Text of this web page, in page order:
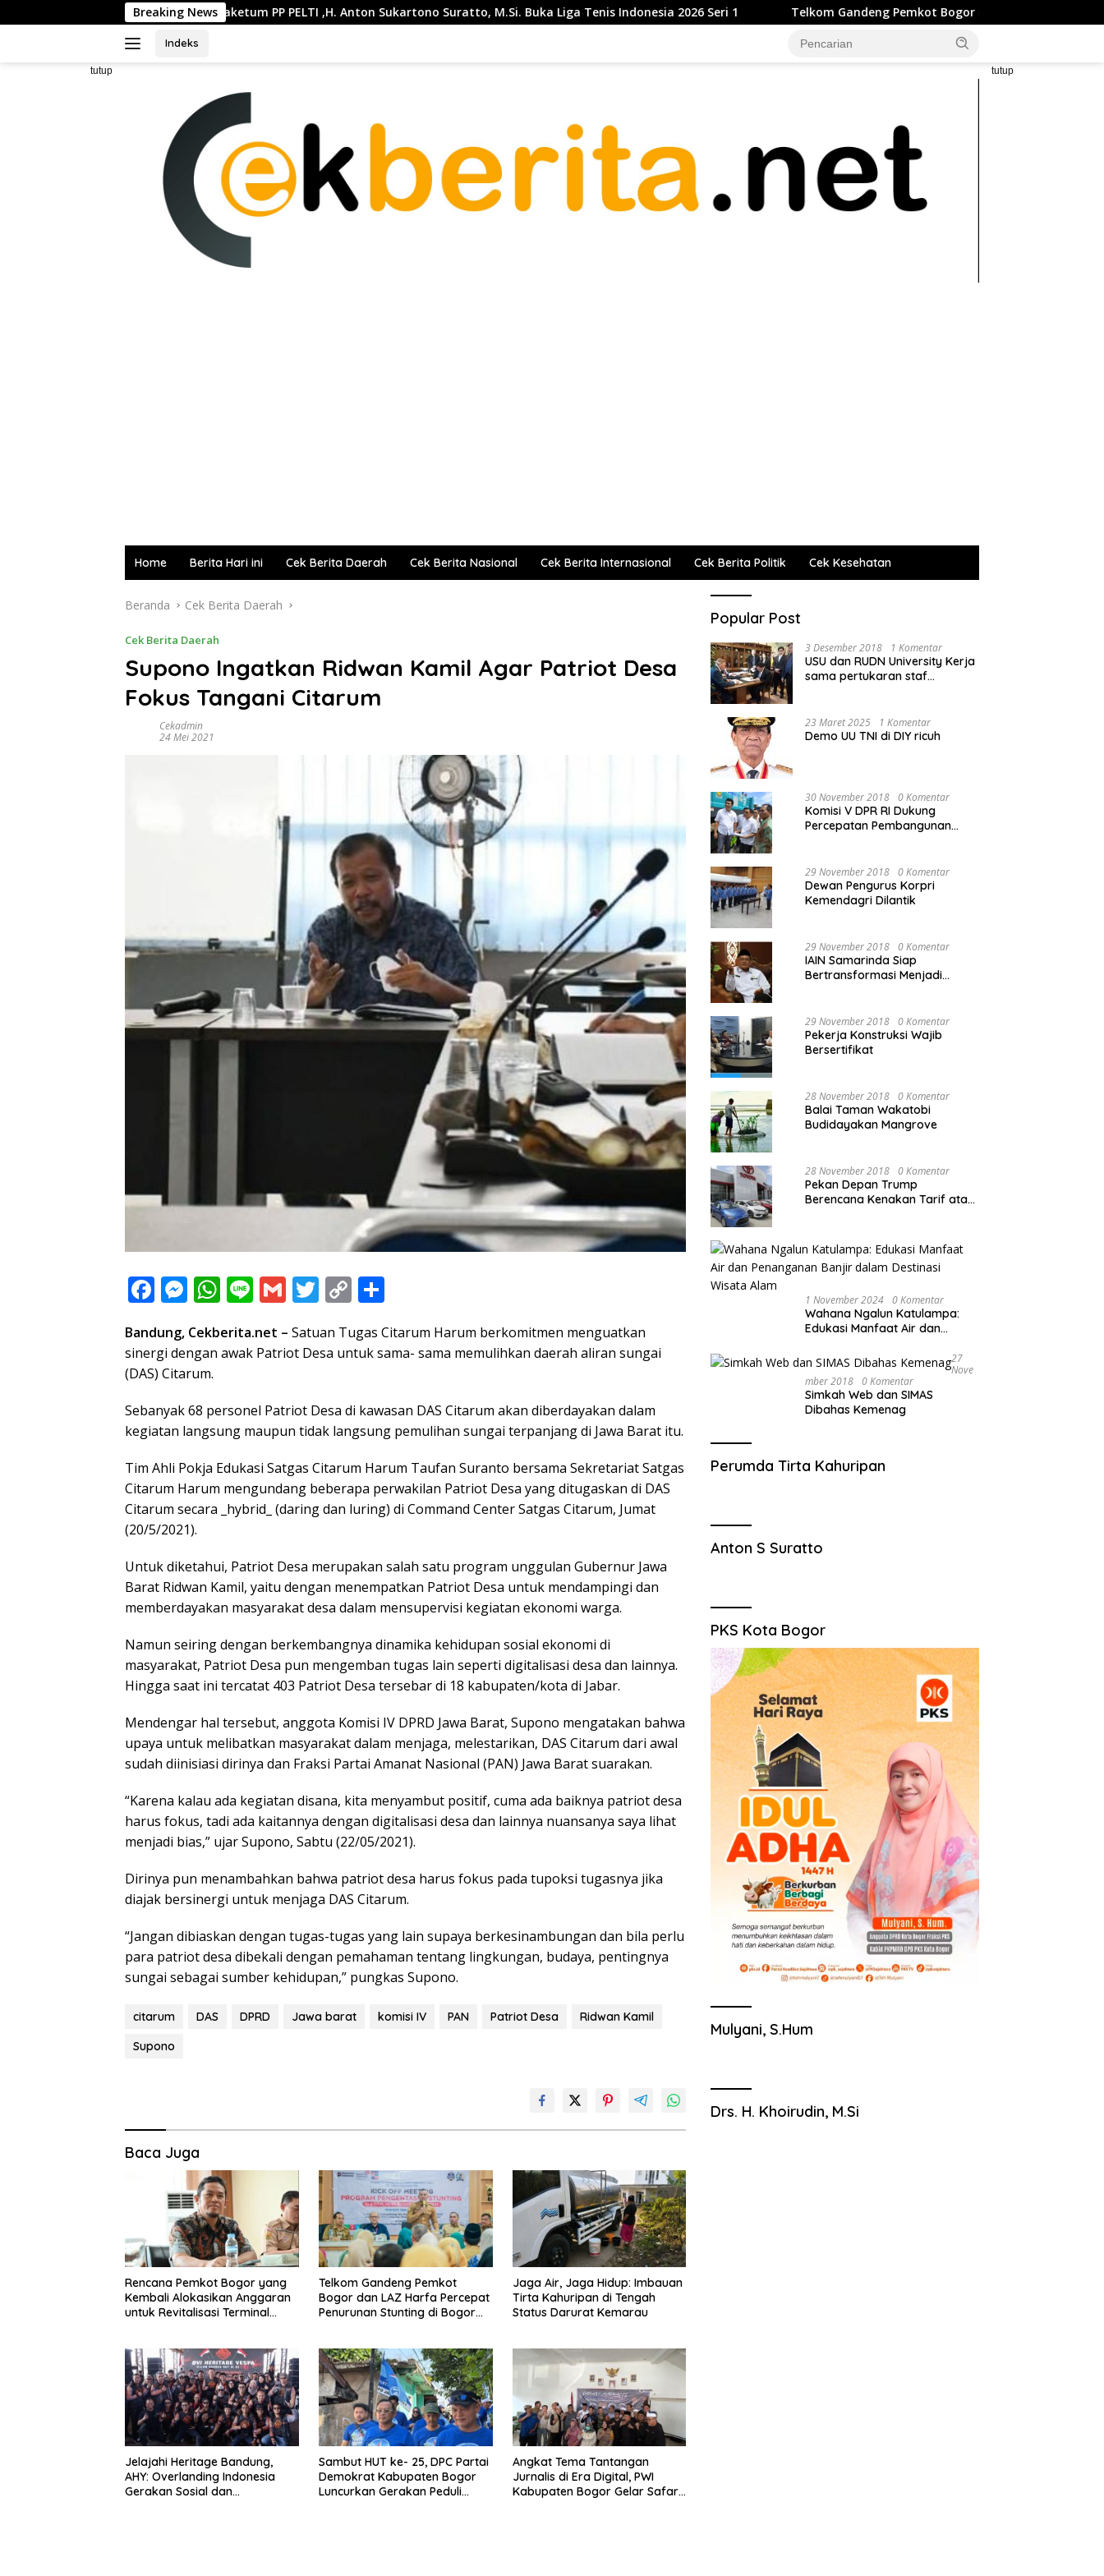
ke
Breaking News
Waketum PP PELTI ,H. Anton Sukartono Suratto, M.Si. Buka Liga Tenis Indonesia 2026 Seri 1 Telkom Gandeng Pemkot Bogor dan LAZ Harfa Percepat Penurunan
Indeks
tutup tutup
Home Berita Hari ini Cek Berita Daerah Cek Berita Nasional Cek Berita Internasional Cek Berita Politik Cek Kesehatan
Beranda Cek Berita Daerah
Cek Berita Daerah
Supono Ingatkan Ridwan Kamil Agar Patriot Desa
Fokus Tangani Citarum
Cekadmin
24 Mei 2021
F
e
b
o
k
M
ss
e
g
er
W
at
s
p
p
Li
e
G
ai
l
T
itt
er
C
p
y
n
k
ar
e
Bandung, Cekberita.net – Satuan Tugas Citarum Harum berkomitmen menguatkan
sinergi dengan awak Patriot Desa untuk sama- sama memulihkan daerah aliran sungai
(DAS) Citarum.
Sebanyak 68 personel Patriot Desa di kawasan DAS Citarum akan diberdayakan dalam
kegiatan langsung maupun tidak langsung pemulihan sungai terpanjang di Jawa Barat itu.
Tim Ahli Pokja Edukasi Satgas Citarum Harum Taufan Suranto bersama Sekretariat Satgas
Citarum Harum mengundang beberapa perwakilan Patriot Desa yang ditugaskan di DAS
Citarum secara _hybrid_ (daring dan luring) di Command Center Satgas Citarum, Jumat
(20/5/2021).
Untuk diketahui, Patriot Desa merupakan salah satu program unggulan Gubernur Jawa
Barat Ridwan Kamil, yaitu dengan menempatkan Patriot Desa untuk mendampingi dan
memberdayakan masyarakat desa dalam mensupervisi kegiatan ekonomi warga.
Namun seiring dengan berkembangnya dinamika kehidupan sosial ekonomi di
masyarakat, Patriot Desa pun mengemban tugas lain seperti digitalisasi desa dan lainnya.
Hingga saat ini tercatat 403 Patriot Desa tersebar di 18 kabupaten/kota di Jabar.
Mendengar hal tersebut, anggota Komisi IV DPRD Jawa Barat, Supono mengatakan bahwa
upaya untuk melibatkan masyarakat dalam menjaga, melestarikan, DAS Citarum dari awal
sudah diinisiasi dirinya dan Fraksi Partai Amanat Nasional (PAN) Jawa Barat suarakan.
“Karena kalau ada kegiatan disana, kita menyambut positif, cuma ada baiknya patriot desa
harus fokus, tadi ada kaitannya dengan digitalisasi desa dan lainnya nuansanya saya lihat
menjadi bias,” ujar Supono, Sabtu (22/05/2021).
Dirinya pun menambahkan bahwa patriot desa harus fokus pada tupoksi tugasnya jika
diajak bersinergi untuk menjaga DAS Citarum.
“Jangan dibiaskan dengan tugas-tugas yang lain supaya berkesinambungan dan bila perlu
para patriot desa dibekali dengan pemahaman tentang lingkungan, budaya, pentingnya
sungai sebagai sumber kehidupan,” pungkas Supono.
citarum DAS DPRD Jawa barat komisi IV PAN Patriot Desa
Ridwan Kamil
Supono
Baca Juga
Rencana Pemkot Bogor yang
Kembali Alokasikan Anggaran
untuk Revitalisasi Terminal
Surawijaya
Telkom Gandeng Pemkot
Bogor dan LAZ Harfa Percepat
Penurunan Stunting di Bogor
Jaga Air, Jaga Hidup: Imbauan
Tirta Kahuripan di Tengah
Status Darurat Kemarau
Jelajahi Heritage Bandung,
AHY: Overlanding Indonesia
Gerakan Sosial dan
Sambut HUT ke- 25, DPC Partai
Demokrat Kabupaten Bogor
Luncurkan Gerakan Peduli
Angkat Tema Tantangan
Jurnalis di Era Digital, PWI
Kabupaten Bogor Gelar Safari
Popular Post
3 Desember 2018 1 Komentar
USU dan RUDN University Kerja
sama pertukaran staf
23 Maret 2025 1 Komentar
Demo UU TNI di DIY ricuh
30 November 2018 0 Komentar
Komisi V DPR RI Dukung
Percepatan Pembangunan
29 November 2018 0 Komentar
Dewan Pengurus Korpri
Kemendagri Dilantik
29 November 2018 0 Komentar
IAIN Samarinda Siap
Bertransformasi Menjadi
29 November 2018 0 Komentar
Pekerja Konstruksi Wajib
Bersertifikat
28 November 2018 0 Komentar
Balai Taman Wakatobi
Budidayakan Mangrove
28 November 2018 0 Komentar
Pekan Depan Trump
Berencana Kenakan Tarif atas
1 November 2024 0 Komentar
Wahana Ngalun Katulampa:
Edukasi Manfaat Air dan
Destinasi Wisata Alam
27
Nove
Mber 2018
0 Komentar
Simkah Web dan SIMAS
Dibahas Kemenag
Perumda Tirta Kahuripan
Anton S Suratto
PKS Kota Bogor
Mulyani, S.Hum
Drs. H. Khoirudin, M.Si